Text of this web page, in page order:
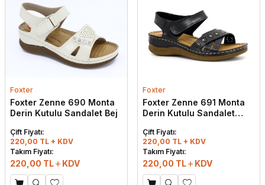
Foxter
Foxter Zenne 690 Monta
Derin Kutulu Sandalet Bej
Çift Fiyatı:
220,00 TL + KDV
Takım Fiyatı:
220,00 TL KDV
Foxter
Foxter Zenne 691 Monta
Derin Kutulu Sandalet
Çift Fiyatı:
220,00 TL + KDV
Takım Fiyatı:
220,00 TL KDV